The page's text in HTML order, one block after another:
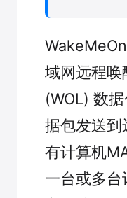
域网远程唤
(WOL) 数
据包发送到
有计算机
一台或多